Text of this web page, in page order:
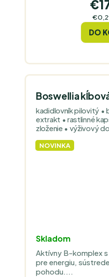
DO
Boswellia
kadidlovník pilovitý •
extrakt • rastlinné
zloženie • výživový
NOVINKA
Skladom
Aktívny B-komplex
pre energiu,
pohodu....